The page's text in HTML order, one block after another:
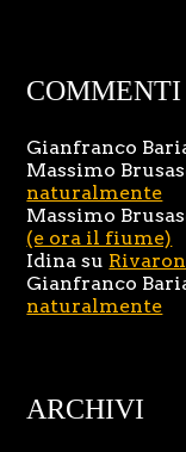
Gianfranco
Massimo
naturalmente
Massimo
(e ora il fiume)
Idina su
Gianfranco
naturalmente
ARCHIVI